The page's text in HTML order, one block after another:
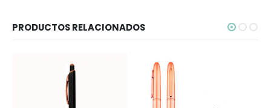
PRODUCTOS RELACIONADOS